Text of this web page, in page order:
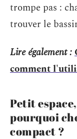
trompe pas :
trouver le
Lire également :
comment
Petit
pourquoi
compact ?